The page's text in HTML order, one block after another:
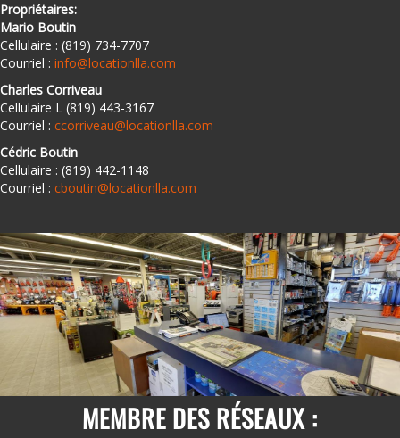
Propriétaires:
Mario Boutin
Cellulaire : (819) 734-7707
Courriel : info@locationlla.com
Charles Corriveau
Cellulaire L (819) 443-3167
Courriel : ccorriveau@locationlla.com
Cédric Boutin
Cellulaire : (819) 442-1148
Courriel : cboutin@locationlla.com
MEMBRE DES RÉSEAUX :